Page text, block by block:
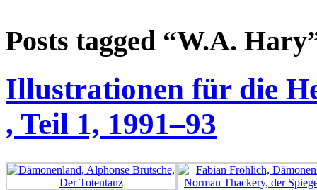
Posts tagged “W.A. Hary
Illustrationen für die
, Teil 1, 1991–93